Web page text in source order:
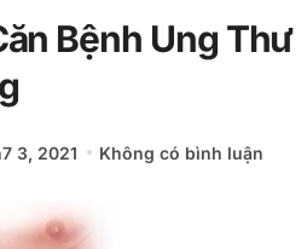
Bệnh Ung Thư
3, 2021 Không có bình luận